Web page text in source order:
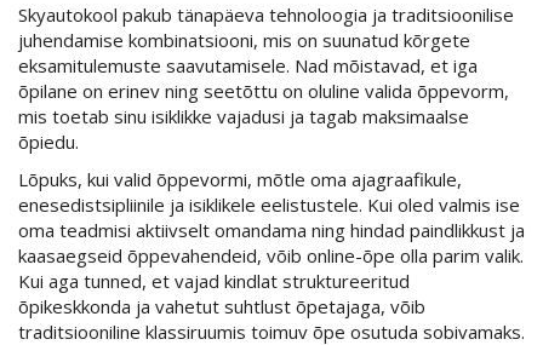
Skyautokool pakub tänapäeva tehnoloogia ja traditsioonilise
juhendamise kombinatsiooni, mis on suunatud kõrgete
eksamitulemuste saavutamisele. Nad mõistavad, et iga
õpilane on erinev ning seetõttu on oluline valida õppevorm,
mis toetab sinu isiklikke vajadusi ja tagab maksimaalse
õpiedu.
Lõpuks, kui valid õppevormi, mõtle oma ajagraafikule,
enesedistsipliinile ja isiklikele eelistustele. Kui oled valmis ise
oma teadmisi aktiivselt omandama ning hindad paindlikkust ja
kaasaegseid õppevahendeid, võib online-õpe olla parim valik.
Kui aga tunned, et vajad kindlat struktureeritud
õpikeskkonda ja vahetut suhtlust õpetajaga, võib
traditsiooniline klassiruumis toimuv õpe osutuda sobivamaks.